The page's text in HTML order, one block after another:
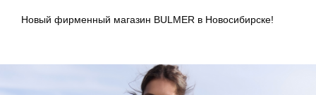
Новый фирменный магазин BULMER в Новосибирске!